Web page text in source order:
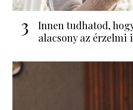
3
Innen tudhatod,
alacsony az